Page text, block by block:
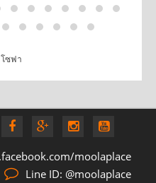
โซฟา
moolaplace
Line ID: @moolaplace